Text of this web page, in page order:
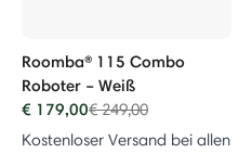
Roomba® 115 Combo
Roboter – Weiß
€ 179,00Price reduced from
€ 249,00to
Kostenloser Versand bei allen